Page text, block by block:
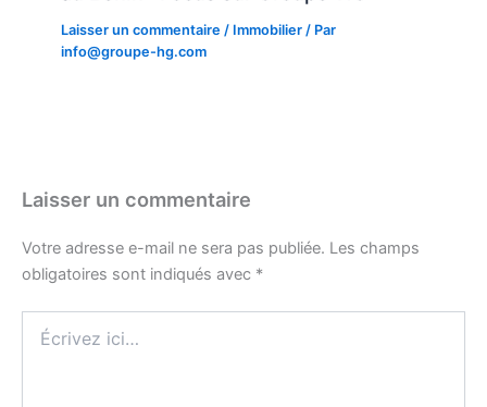
Laisser un commentaire / Immobilier / Par
info@groupe-hg.com
Laisser un commentaire
Votre adresse e-mail ne sera pas publiée. Les champs
obligatoires sont indiqués avec *
ici…